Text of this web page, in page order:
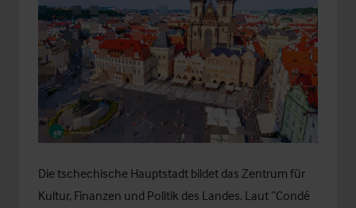
Die tschechische Hauptstadt bildet das Zentrum für
Kultur, Finanzen und Politik des Landes. Laut “Condé